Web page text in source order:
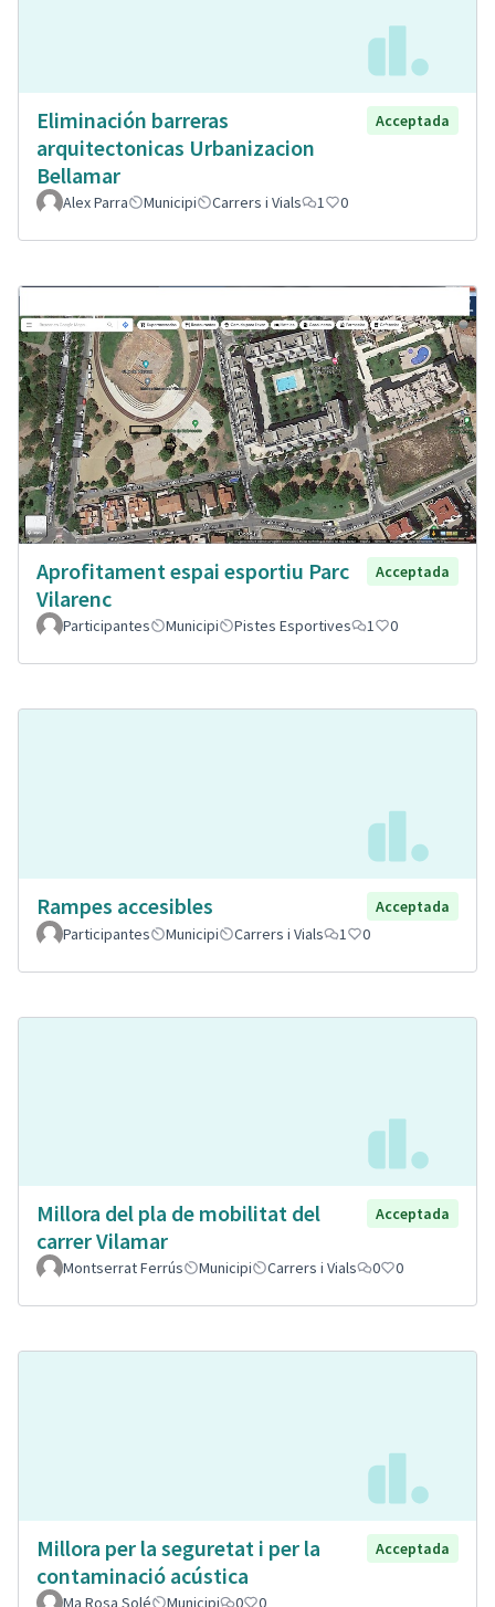
Eliminación barreras
arquitectonicas Urbanizacion
Bellamar
Acceptada
Alex Parra Municipi Carrers i Vials 1 0
Aprofitament espai esportiu Parc
Vilarenc
Acceptada
Participantes Municipi Pistes Esportives 1 0
Rampes accesibles
Acceptada
Participantes
Municipi Carrers i Vials 1 0
Millora del pla de mobilitat del
carrer Vilamar
Acceptada
Montserrat Ferrús Municipi Carrers i Vials 0 0
Millora per la seguretat i per la
contaminació acústica
Acceptada
Ma Rosa Solé Municipi 0 0